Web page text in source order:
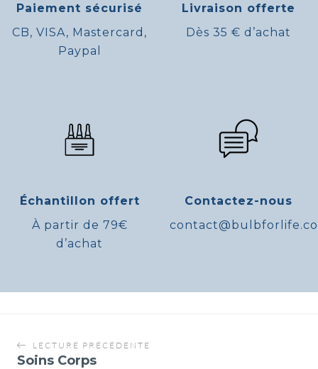
Paiement sécurisé
CB, VISA, Mastercard,
Paypal
Livraison offerte
Dès 35 € d’achat
Échantillon offert
À partir de 79€
d’achat
Contactez-nous
LECTURE PRÉCÉDENTE
Soins Corps